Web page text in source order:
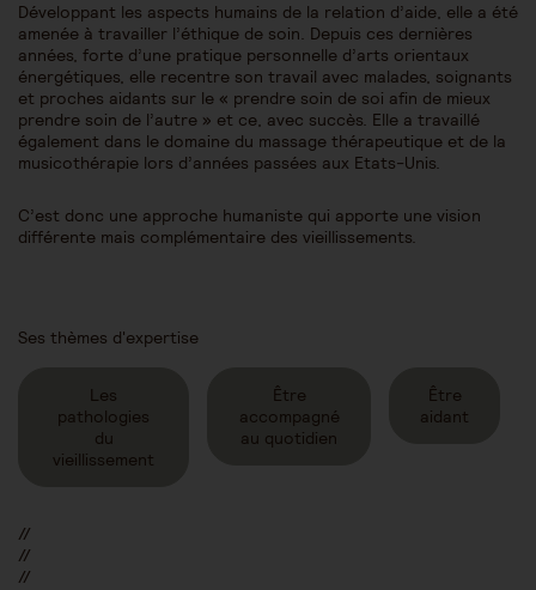
Développant les aspects humains de la relation d’aide, elle a été
amenée à travailler l’éthique de soin. Depuis ces dernières
années, forte d’une pratique personnelle d’arts orientaux
énergétiques, elle recentre son travail avec malades, soignants
et proches aidants sur le « prendre soin de soi afin de mieux
prendre soin de l’autre » et ce, avec succès. Elle a travaillé
également dans le domaine du massage thérapeutique et de la
musicothérapie lors d’années passées aux Etats-Unis.
C’est donc une approche humaniste qui apporte une vision
différente mais complémentaire des vieillissements.
Ses thèmes d'expertise
Les
pathologies
du
vieillissement
Être
accompagné
au quotidien
Être
aidant
//
//
//